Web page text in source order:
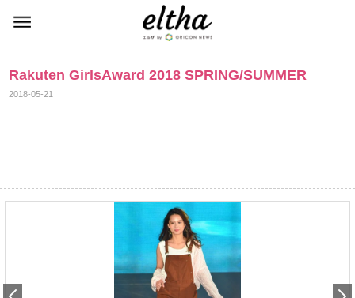
Rakuten GirlsAward 2018 SPRING/SUMMER
2018-05-21